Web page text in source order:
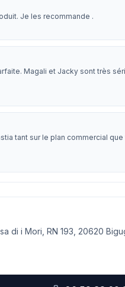
Je les recommande .
Magali et Jacky sont très
tant sur le plan commercial
di i Mori, RN 193, 20620